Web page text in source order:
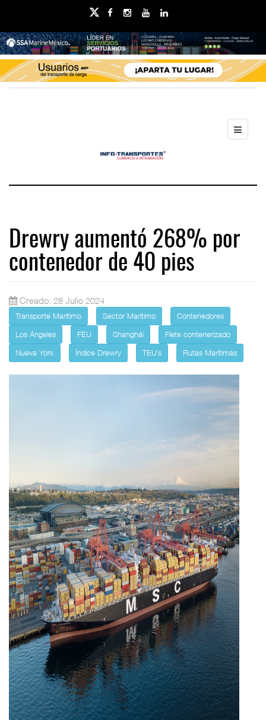
Drewry aumentó 268% por
contenedor de 40 pies
Creado: 28 Julio 2024
Transporte Marítimo Sector Marítimo
Contenedores
Los Ángeles
FEU Shanghái
Flete contenerizado
Nueva York
Índice Drewry TEU´s Rutas Marítimas